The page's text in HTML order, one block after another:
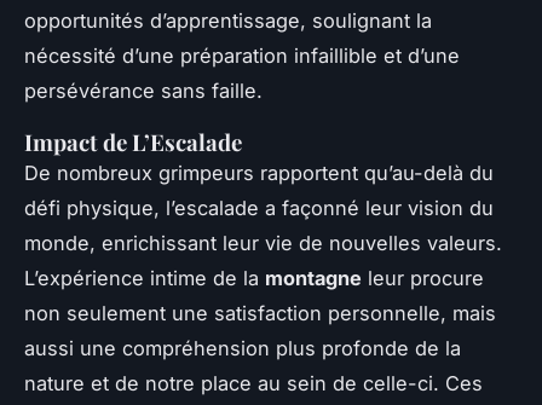
opportunités d’apprentissage, soulignant la
nécessité d’une préparation infaillible et d’une
persévérance sans faille.
Impact de L’Escalade
De nombreux grimpeurs rapportent qu’au-delà du
défi physique, l’escalade a façonné leur vision du
monde, enrichissant leur vie de nouvelles valeurs.
L’expérience intime de la montagne leur procure
non seulement une satisfaction personnelle, mais
aussi une compréhension plus profonde de la
nature et de notre place au sein de celle-ci. Ces